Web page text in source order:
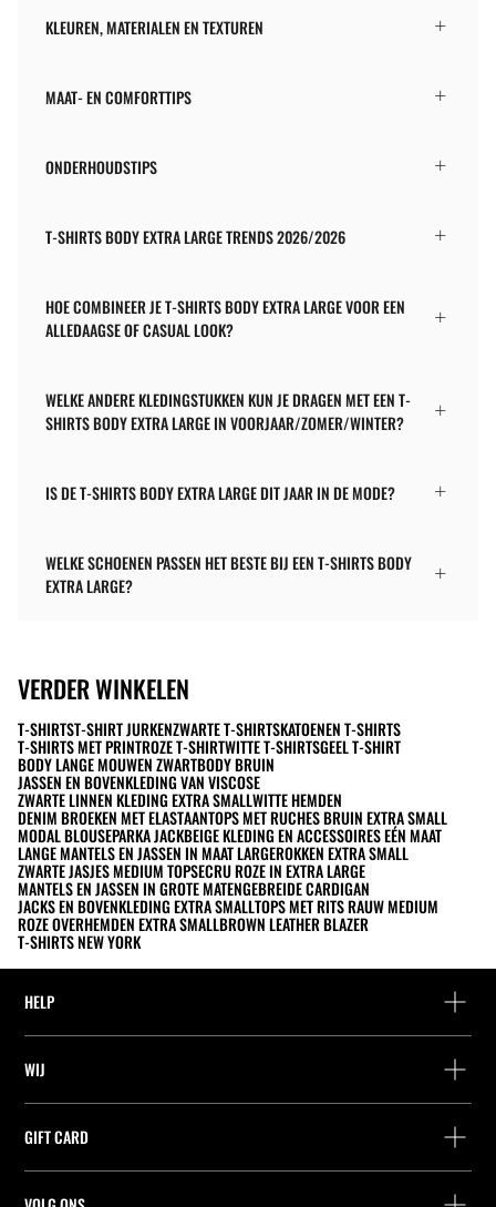
KLEUREN, MATERIALEN EN TEXTUREN
MAAT- EN COMFORTTIPS
ONDERHOUDSTIPS
T-SHIRTS BODY EXTRA LARGE TRENDS 2026/2026
HOE COMBINEER JE T-SHIRTS BODY EXTRA LARGE VOOR EEN
ALLEDAAGSE OF CASUAL LOOK?
WELKE ANDERE KLEDINGSTUKKEN KUN JE DRAGEN MET EEN T-
SHIRTS BODY EXTRA LARGE IN VOORJAAR/ZOMER/WINTER?
IS DE T-SHIRTS BODY EXTRA LARGE DIT JAAR IN DE MODE?
WELKE SCHOENEN PASSEN HET BESTE BIJ EEN T-SHIRTS BODY
EXTRA LARGE?
VERDER WINKELEN
T-SHIRTST-SHIRT JURKENZWARTE T-SHIRTSKATOENEN T-SHIRTS
T-SHIRTS MET PRINTROZE T-SHIRTWITTE T-SHIRTSGEEL T-SHIRT
BODY LANGE MOUWEN ZWARTBODY BRUIN
JASSEN EN BOVENKLEDING VAN VISCOSE
ZWARTE LINNEN KLEDING EXTRA SMALLWITTE HEMDEN
DENIM BROEKEN MET ELASTAANTOPS MET RUCHES BRUIN EXTRA SMALL
MODAL BLOUSEPARKA JACKBEIGE KLEDING EN ACCESSOIRES EÉN MAAT
LANGE MANTELS EN JASSEN IN MAAT LARGEROKKEN EXTRA SMALL
ZWARTE JASJES MEDIUM TOPSECRU ROZE IN EXTRA LARGE
MANTELS EN JASSEN IN GROTE MATENGEBREIDE CARDIGAN
JACKS EN BOVENKLEDING EXTRA SMALLTOPS MET RITS RAUW MEDIUM
ROZE OVERHEMDEN EXTRA SMALLBROWN LEATHER BLAZER
T-SHIRTS NEW YORK
HELP
Leveringspunt zoeken
Retournering als gast
WIJ
Zoek een winkel
GIFT CARD